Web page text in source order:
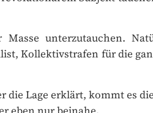
unterzutauchen.
Kollektivstrafen für die
Lage erklärt, kommt es
nur beinahe.